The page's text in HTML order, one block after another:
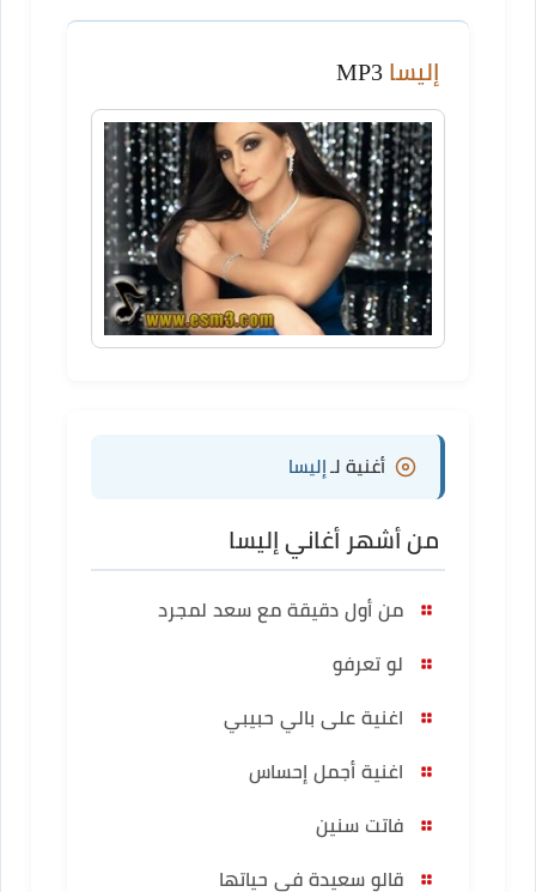
إليسا
أغنية لـ إليسا
من أشهر أغاني إليسا
من أول دقيقة مع سعد لمجرد
لو تعرفو
اغنية على بالي حبيبي
اغنية أجمل إحساس
فاتت سنين
قالو سعيدة في حياتها